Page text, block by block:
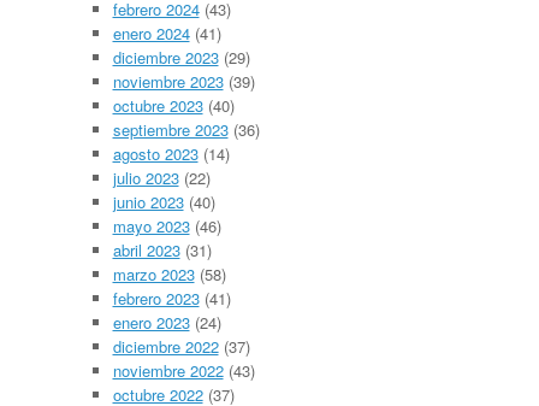
febrero 2024(43)
enero 2024(41)
diciembre 2023(29)
noviembre 2023(39)
octubre 2023(40)
septiembre 2023(36)
agosto 2023(14)
julio 2023(22)
junio 2023(40)
mayo 2023(46)
abril 2023(31)
marzo 2023(58)
febrero 2023(41)
enero 2023(24)
diciembre 2022(37)
noviembre 2022(43)
octubre 2022(37)